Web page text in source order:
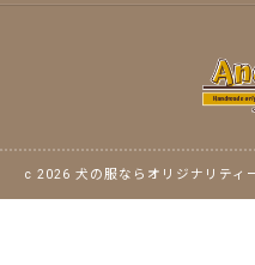
c 2026 犬の服ならオリジナリティ